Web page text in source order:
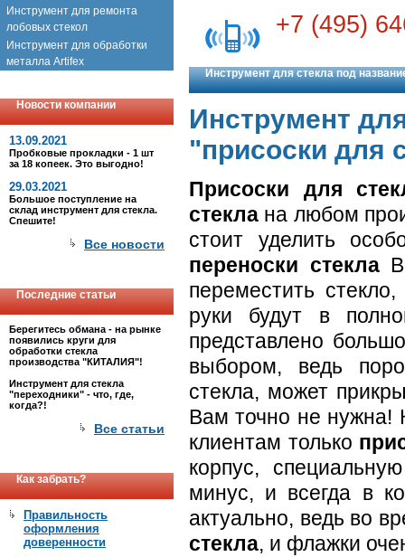
Инструмент для ремонта
лобовых стекол
Инструмент для обработки
металла Artifex
Новости компании
13.09.2021
Пробковые прокладки - 1 шт
за 18 копеек. Это выгодно!
29.03.2021
Большое поступление на
склад инструмент для стекла.
Спешите!
Все новости
Последние статьи
Берегитесь обмана - на рынке
появились круги для
обработки стекла
производства "КИТАЛИЯ"!
Инструмент для стекла
"переходники" - что, где,
когда?!
Все статьи
Как забрать?
Правильность
оформления
доверенности
+7 (495)
Инструмент для стекла под
Инструмент
"присоски для
Присоски для
стекла на любом
стоит уделить
переноски стекла
переместить
руки будут в
представлено
выбором, ведь
стекла, может
Вам точно не нужна!
клиентам только
корпус,
минус, и всегда в
актуально, ведь во
стекла, и флажки